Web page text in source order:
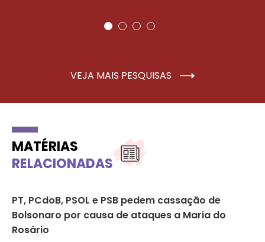
VEJA MAIS PESQUISAS
MATÉRIAS
RELACIONADAS
PT, PCdoB, PSOL e PSB pedem cassação de
Bolsonaro por causa de ataques a Maria do
Rosário